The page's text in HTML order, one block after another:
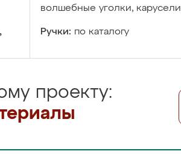
волшебные уголки, карусели
Ручки: по каталогу
проекту: